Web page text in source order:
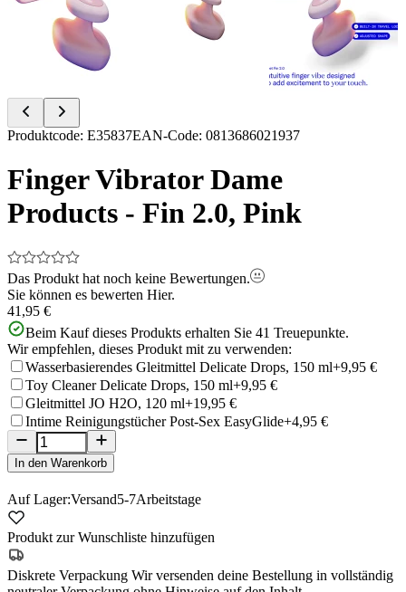
Item
of
Produktcode: E35837EAN-Code: 0813686021937
Finger Vibrator Dame
Products - Fin 2.0, Pink
Das Produkt hat noch keine Bewertungen.
Sie können es bewerten Hier.
41,95 €
Beim Kauf dieses Produkts erhalten Sie 41 Treuepunkte.
Wir empfehlen, dieses Produkt mit zu verwenden:
Wasserbasierendes Gleitmittel Delicate Drops, 150 ml+9,95 €
Toy Cleaner Delicate Drops, 150 ml+9,95 €
Gleitmittel JO H2O, 120 ml+19,95 €
Intime Reinigungstücher Post-Sex EasyGlide+4,95 €
In den Warenkorb
Auf Lager:Versand5-7Arbeitstage
Produkt zur Wunschliste hinzufügen
Diskrete Verpackung Wir versenden deine Bestellung in vollständig